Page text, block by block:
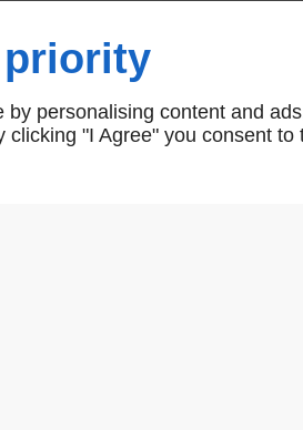
Plusieurs
gloria q
personalising content and
"I Agree" you consent